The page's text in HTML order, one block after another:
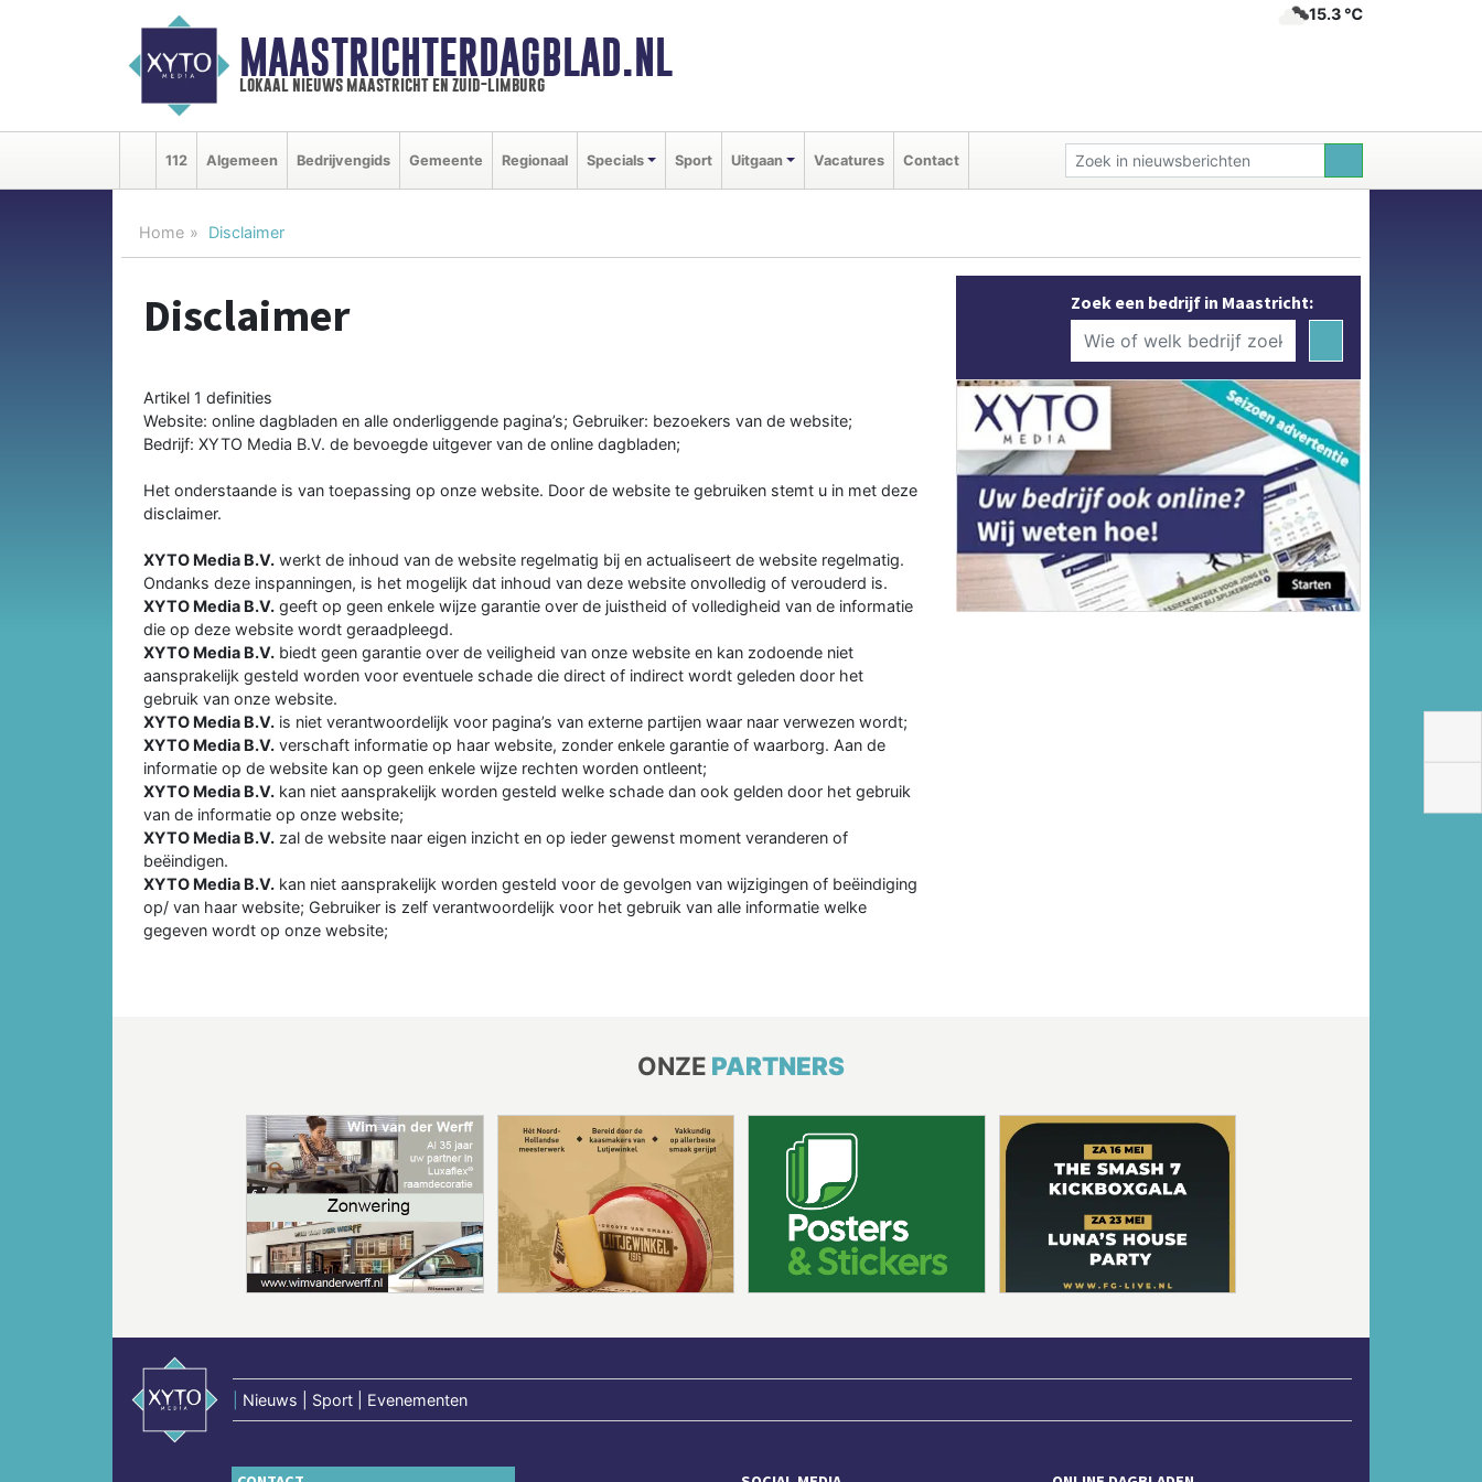
MAASTRICHTERDAGBLAD.NL
lokaal nieuws maastricht en zuid-limburg
15.3 ℃
112 Algemeen Bedrijvengids Gemeente Regionaal Specials Sport Uitgaan Vacatures Contact
Home Disclaimer
Disclaimer
Artikel 1 definities
Website: online dagbladen en alle onderliggende pagina’s; Gebruiker: bezoekers van de website;
Bedrijf: XYTO Media B.V. de bevoegde uitgever van de online dagbladen;
Het onderstaande is van toepassing op onze website. Door de website te gebruiken stemt u in met deze
disclaimer.
XYTO Media B.V. werkt de inhoud van de website regelmatig bij en actualiseert de website regelmatig.
Ondanks deze inspanningen, is het mogelijk dat inhoud van deze website onvolledig of verouderd is.
XYTO Media B.V. geeft op geen enkele wijze garantie over de juistheid of volledigheid van de informatie
die op deze website wordt geraadpleegd.
XYTO Media B.V. biedt geen garantie over de veiligheid van onze website en kan zodoende niet
aansprakelijk gesteld worden voor eventuele schade die direct of indirect wordt geleden door het
gebruik van onze website.
XYTO Media B.V. is niet verantwoordelijk voor pagina’s van externe partijen waar naar verwezen wordt;
XYTO Media B.V. verschaft informatie op haar website, zonder enkele garantie of waarborg. Aan de
informatie op de website kan op geen enkele wijze rechten worden ontleent;
XYTO Media B.V. kan niet aansprakelijk worden gesteld welke schade dan ook gelden door het gebruik
van de informatie op onze website;
XYTO Media B.V. zal de website naar eigen inzicht en op ieder gewenst moment veranderen of
beëindigen.
XYTO Media B.V. kan niet aansprakelijk worden gesteld voor de gevolgen van wijzigingen of beëindiging
op/ van haar website; Gebruiker is zelf verantwoordelijk voor het gebruik van alle informatie welke
gegeven wordt op onze website;
Zoek een bedrijf in Maastricht:
ONZE PARTNERS
Nieuws | Sport | Evenementen